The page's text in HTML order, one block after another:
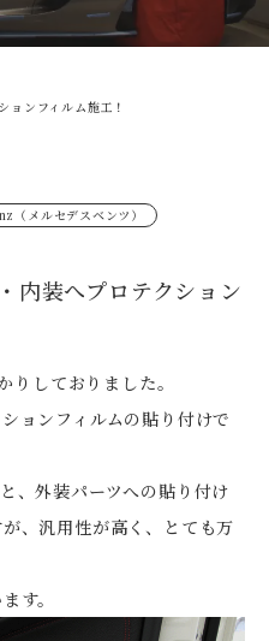
ョンフィルム施工！
メルセデスベンツ）
内装へプロテクション
りしておりました。
ョンフィルムの貼り付けで
、外装パーツへの貼り付け
、汎用性が高く、とても万
す。